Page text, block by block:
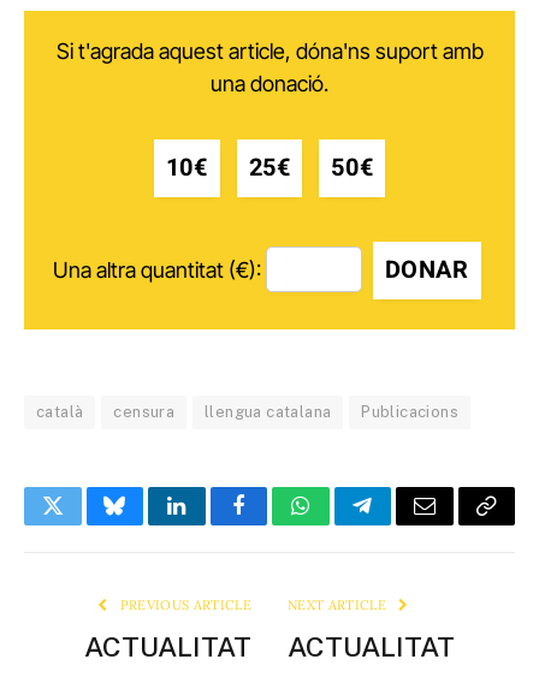
Si t'agrada aquest article, dóna'ns suport amb
una donació.
10€ 25€ 50€
Una altra quantitat (€): DONAR
català censura llengua catalana Publicacions
TwitterBlueskyLinkedInFacebookWhatsAppTelegramEmail Copy
PREVIOUS ARTICLE
ACTUALITAT
NEXT ARTICLE
ACTUALITAT